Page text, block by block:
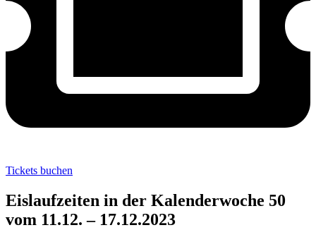
Tickets buchen
Eislaufzeiten in der Kalenderwoche 50
vom 11.12. – 17.12.2023